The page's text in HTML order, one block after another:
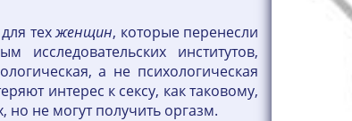
техженщин, которые перенесли
исследовательских институтов,
а не психологическая
интерес к сексу, как таковому,
но не могут получить оргазм.